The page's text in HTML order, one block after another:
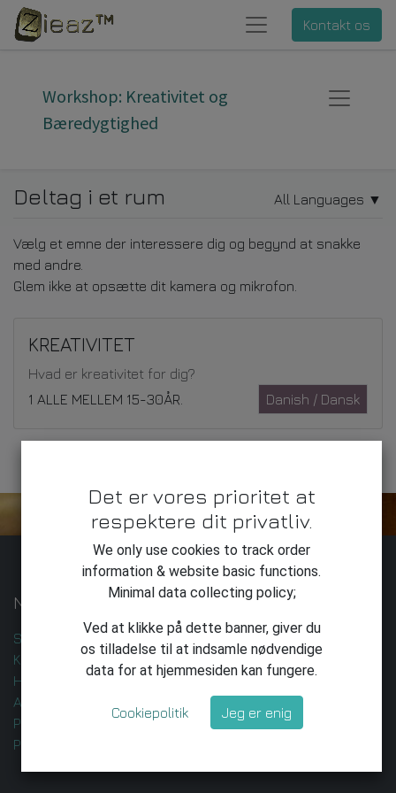
Kontakt os
Workshop: Kreativitet og
Bæredygtighed
Deltag i et rum All Languages ▼
Vælg et emne der interessere dig og begynd at snakke
med andre.
Glem ikke at opsætte dit kamera og mikrofon.
KREATIVITET
Hvad er kreativitet for dig?
1 ALLE MELLEM 15-30ÅR. Danish / Dansk
Nyttige Links
Startside
Kontakt os
Handelsbetingelser
AI-udvikling og -leverance
Privatlivspolitik
Privatliv
Det er vores prioritet at
respektere dit privatliv.
We only use cookies to track order
information & website basic functions.
Minimal data collecting policy;
Ved at klikke på dette banner, giver du
os tilladelse til at indsamle nødvendige
data for at hjemmesiden kan fungere.
Cookiepolitik Jeg er enig